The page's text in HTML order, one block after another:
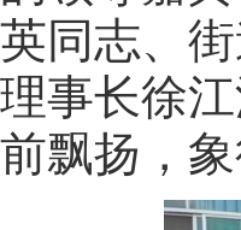
英同志、
理事长徐
前飘扬，